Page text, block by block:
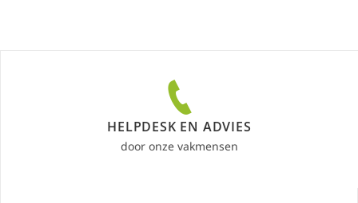
HELPDESK EN ADVIES
door onze vakmensen